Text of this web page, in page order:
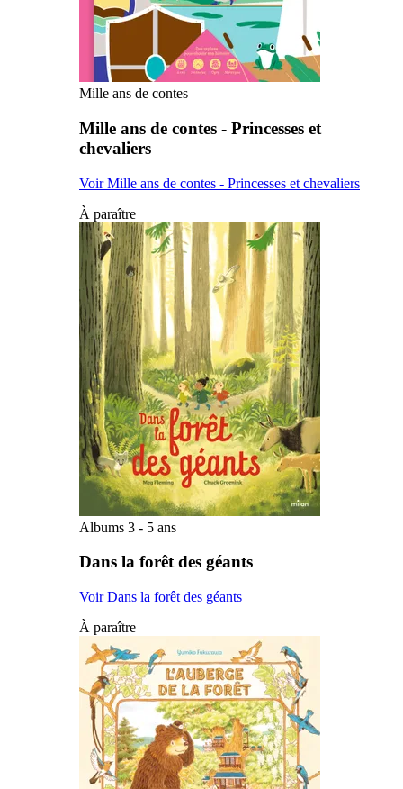
Mille ans de contes
Mille ans de contes - Princesses et
chevaliers
Voir Mille ans de contes - Princesses et chevaliers
À paraître
Albums 3 - 5 ans
Dans la forêt des géants
Voir Dans la forêt des géants
À paraître